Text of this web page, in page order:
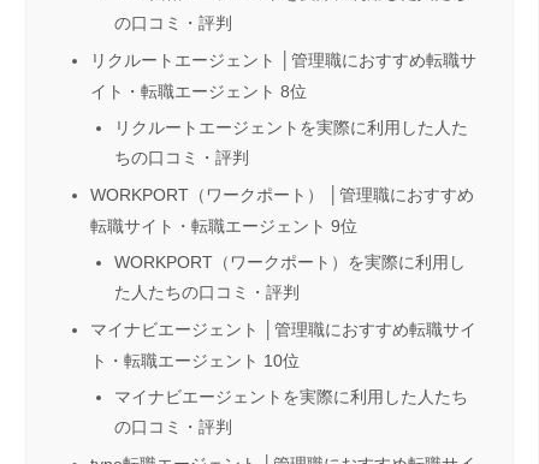
の口コミ・評判
リクルートエージェント │管理職におすすめ転職サ
イト・転職エージェント 8位
リクルートエージェントを実際に利用した人た
ちの口コミ・評判
WORKPORT（ワークポート） │管理職におすすめ
転職サイト・転職エージェント 9位
WORKPORT（ワークポート）を実際に利用し
た人たちの口コミ・評判
マイナビエージェント │管理職におすすめ転職サイ
ト・転職エージェント 10位
マイナビエージェントを実際に利用した人たち
の口コミ・評判